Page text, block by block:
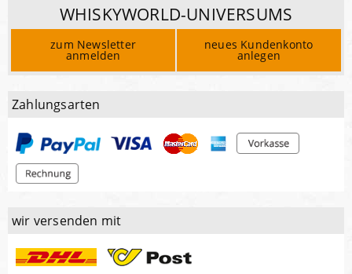
WHISKYWORLD-UNIVERSUMS
zum Newsletter
anmelden
neues Kundenkonto
anlegen
Zahlungsarten
wir versenden mit